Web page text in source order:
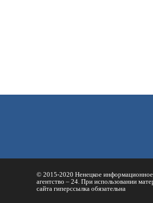
© 2015-2020 Ненецкое информационное
агентство – 24. При использовании
сайта гиперссылка обязательна